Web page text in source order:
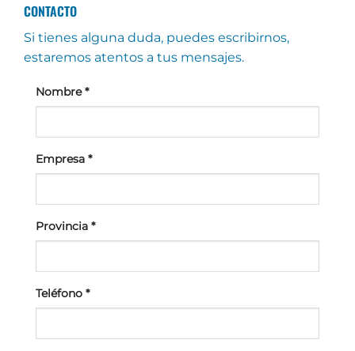
CONTACTO
Si tienes alguna duda, puedes escribirnos,
estaremos atentos a tus mensajes.
Nombre*
Empresa *
Provincia *
Teléfono *